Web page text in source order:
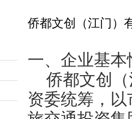
侨都文创（江门）
一、企业基本
侨都文创
资委统筹，